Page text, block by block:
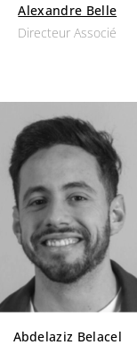
Alexandre Belle
Directeur Associé
Abdelaziz Belacel